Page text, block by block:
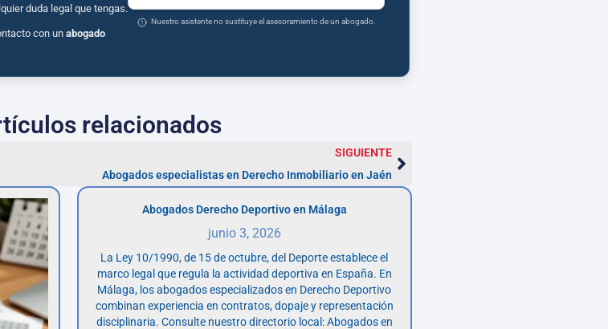
duda legal que tengas.
con un abogado
Nuestro asistente no sustituye el asesoramiento de un abogado.
relacionados
SIGUIENTE
Abogados especialistas en Derecho Inmobiliario en Jaén
Abogados Derecho Deportivo en Málaga
junio 3, 2026
La Ley 10/1990, de 15 de octubre, del Deporte establece el
marco legal que regula la actividad deportiva en España. En
Málaga, los abogados especializados en Derecho Deportivo
combinan experiencia en contratos, dopaje y representación
disciplinaria. Consulte nuestro directorio local: Abogados en